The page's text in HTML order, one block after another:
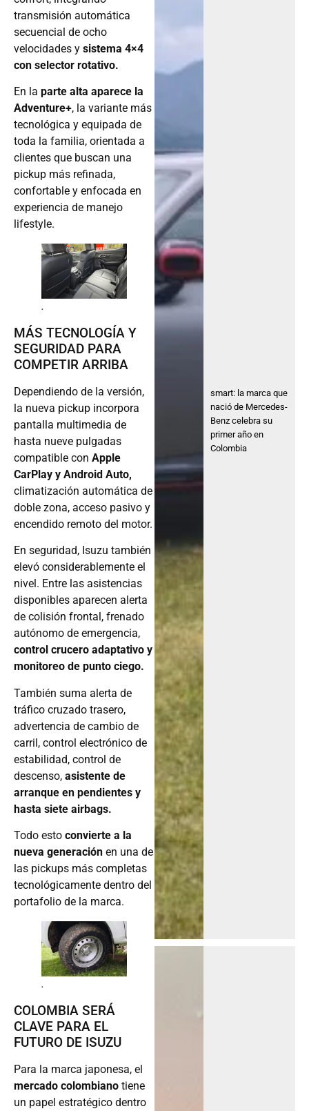
transmisión automática
secuencial de ocho
velocidades y sistema 4×4
con selector rotativo.
En la parte alta aparece la
Adventure+, la variante más
tecnológica y equipada de
toda la familia, orientada a
clientes que buscan una
pickup más refinada,
confortable y enfocada en
experiencia de manejo
lifestyle.
.
MÁS TECNOLOGÍA Y
SEGURIDAD PARA
COMPETIR ARRIBA
Dependiendo de la versión,
la nueva pickup incorpora
pantalla multimedia de
hasta nueve pulgadas
compatible con Apple
CarPlay y Android Auto,
climatización automática de
doble zona, acceso pasivo y
encendido remoto del motor.
En seguridad, Isuzu también
elevó considerablemente el
nivel. Entre las asistencias
disponibles aparecen alerta
de colisión frontal, frenado
autónomo de emergencia,
control crucero adaptativo y
monitoreo de punto ciego.
También suma alerta de
tráfico cruzado trasero,
advertencia de cambio de
carril, control electrónico de
estabilidad, control de
descenso, asistente de
arranque en pendientes y
hasta siete airbags.
Todo esto convierte a la
nueva generación en una de
las pickups más completas
tecnológicamente dentro del
portafolio de la marca.
.
COLOMBIA SERÁ
CLAVE PARA EL
FUTURO DE ISUZU
Para la marca japonesa, el
mercado colombiano tiene
un papel estratégico dentro
smart: la marca que
nació de Mercedes-
Benz celebra su
primer año en
Colombia